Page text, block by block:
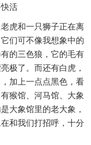
活
虎和一只狮子正在离
们可不像我想象中的
的三色狼，它的毛有
极了。而还有白虎，
加上一点点黑色，看
猴馆、河马馆、大象
大象馆里的老大象，
和我们打招呼，十分